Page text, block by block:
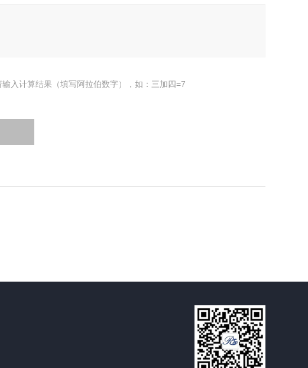
输入计算结果（填写阿拉伯数字），如：三加四=7